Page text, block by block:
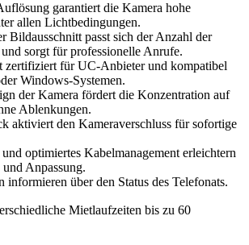
garantiert die Kamera hohe
allen Lichtbedingungen.
Bildausschnitt passt sich der Anzahl der
sorgt für professionelle Anrufe.
zertifiziert für UC-Anbieter und kompatibel
Windows-Systemen.
der Kamera fördert die Konzentration auf
Ablenkungen.
aktiviert den Kameraverschluss für sofortige
optimiertes Kabelmanagement erleichtern
Anpassung.
über den Status des Telefonats.
Mietlaufzeiten bis zu 60